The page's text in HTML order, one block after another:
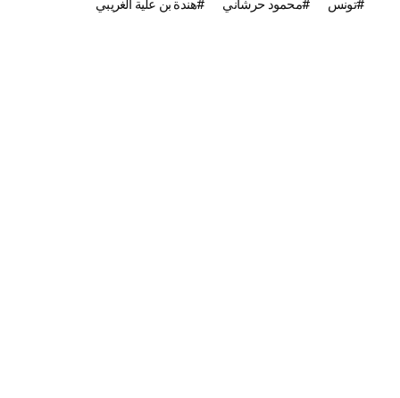
تونس محمود حرشاني هندة بن علية الغريبي